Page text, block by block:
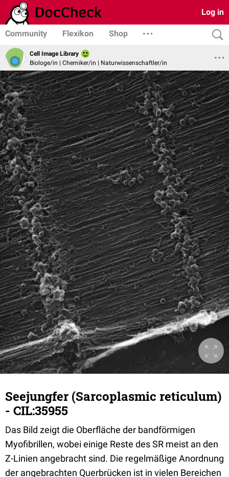
Log in
Community Flexikon Shop
Cell Image Library
Biologe/in | Chemiker/in | Naturwissenschaftler/in
Seejungfer (Sarcoplasmic reticulum)
- CIL:35955
Das Bild zeigt die Oberfläche der bandförmigen
Myofibrillen, wobei einige Reste des SR meist an den
Z-Linien angebracht sind. Die regelmäßige Anordnung
der angebrachten Querbrücken ist in vielen Bereichen